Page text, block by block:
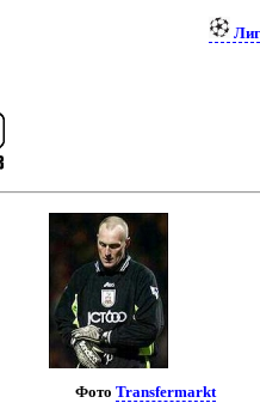
Фото Transfermarkt